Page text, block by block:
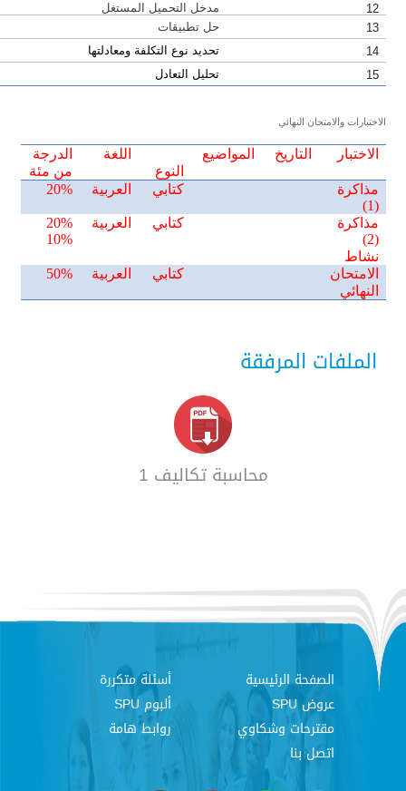
12
مدخل التحميل المستغل
13
حل تطبيقات
14
تحديد نوع التكلفة ومعادلتها
15
تحليل التعادل
الاختبارات والامتحان النهائي
الاختبار التاريخ
المواضيع
النوع
اللغة
الدرجة
من مئة
مذاكرة
(1)
كتابي العربية 20%
مذاكرة
(2)
نشاط
كتابي العربية
20%
10%
الامتحان
النهائي
كتابي العربية 50%
الملفات المرفقة
محاسبة تكاليف 1
الصفحة الرئيسية
أسئلة متكررة
عروض SPU
ألبوم SPU
مقترحات وشكاوي
روابط هامة
اتصل بنا